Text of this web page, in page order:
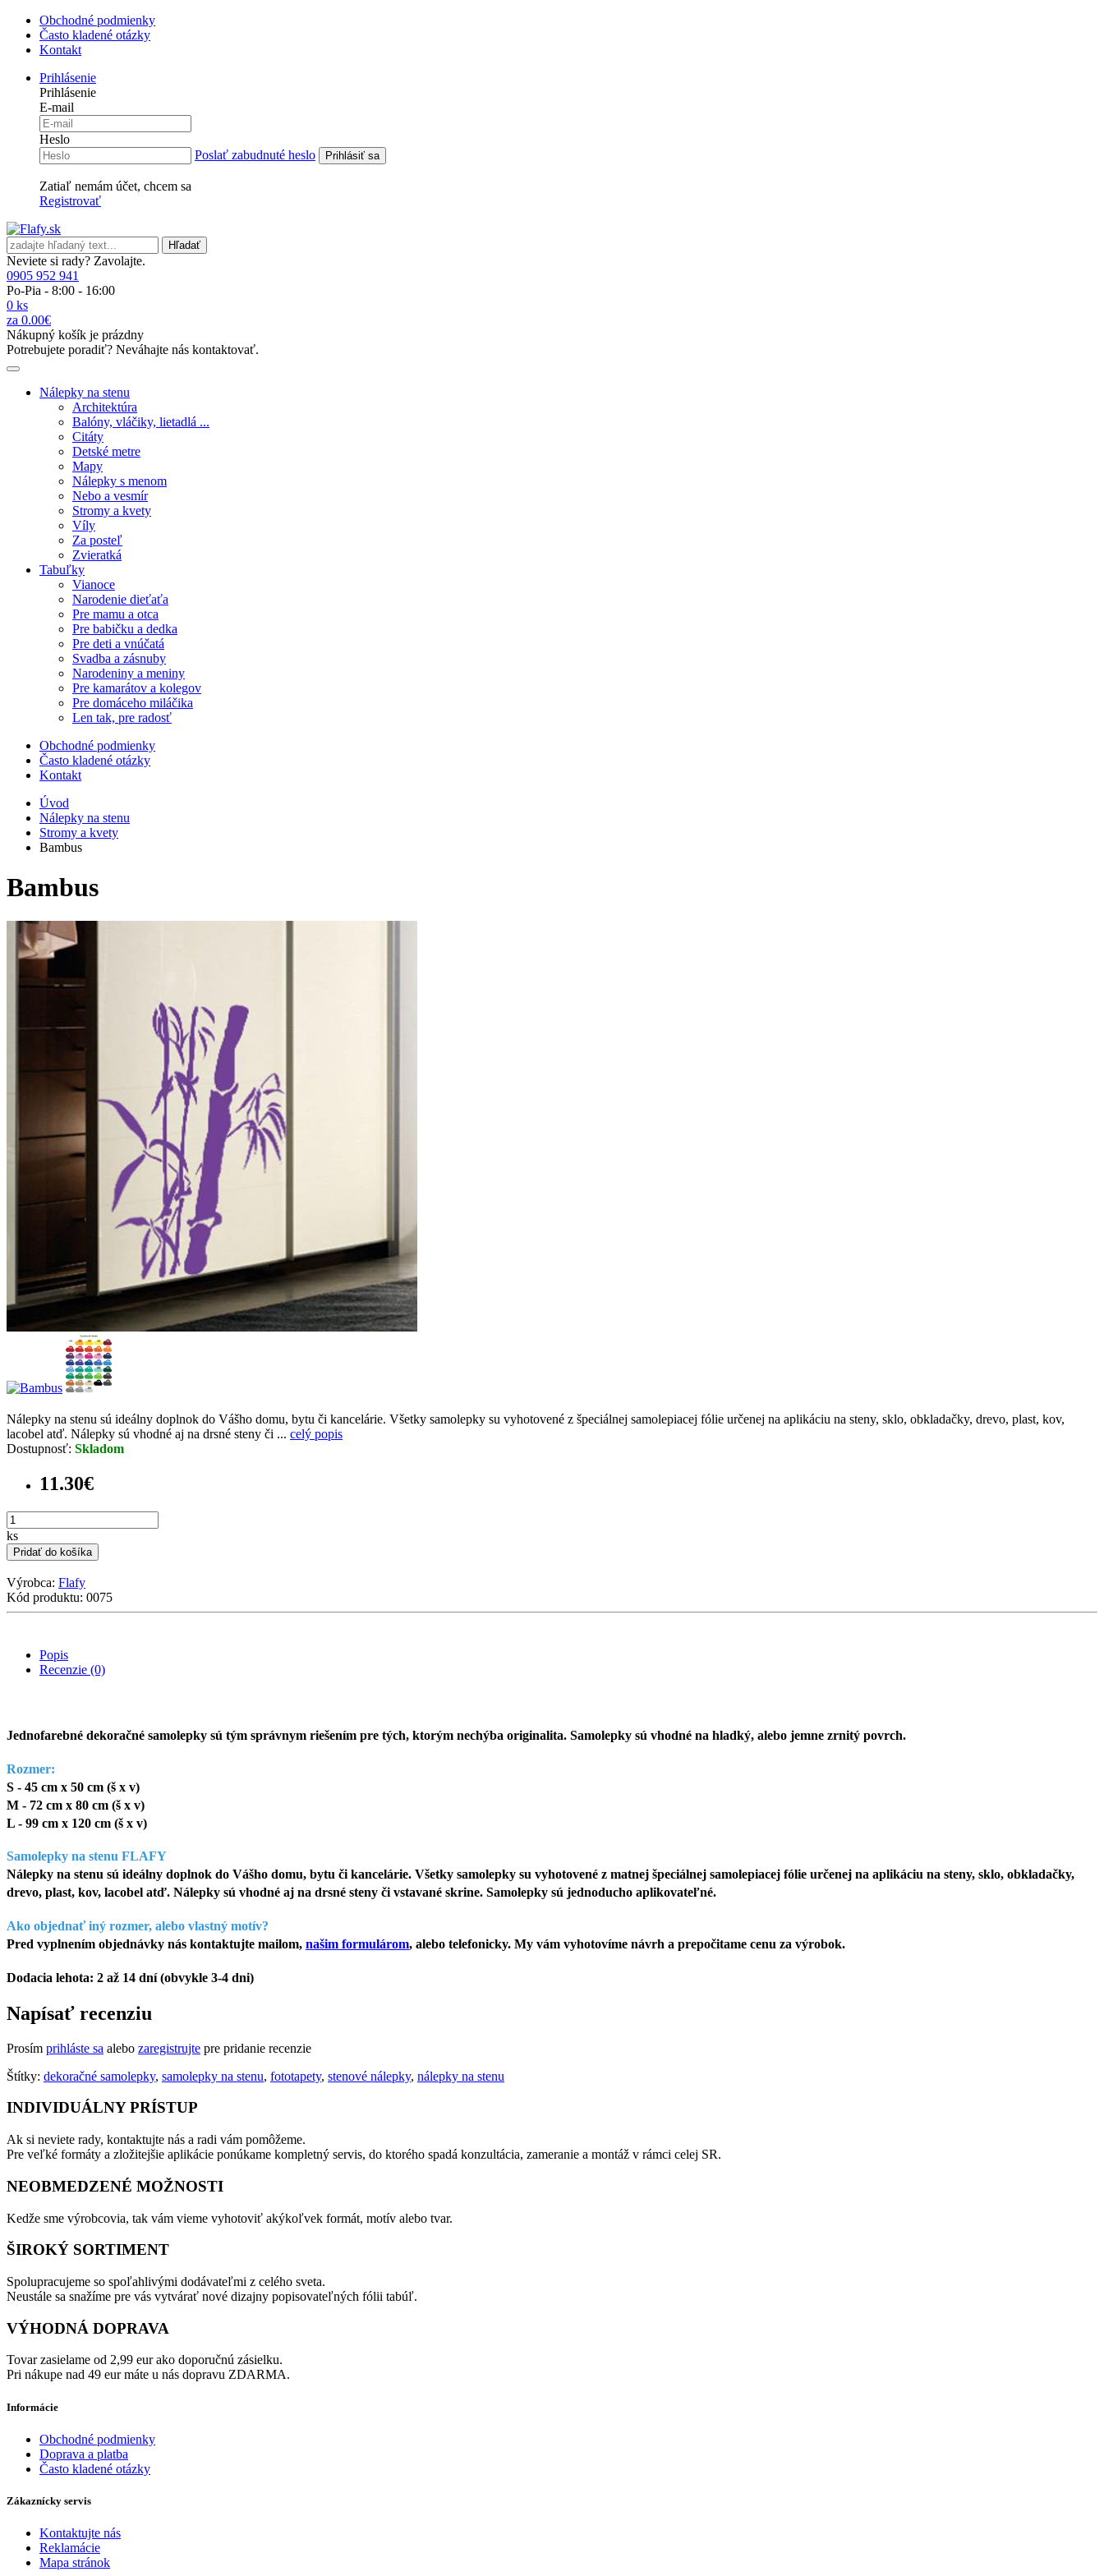
Obchodné podmienky
Často kladené otázky
Kontakt
Prihlásenie
Prihlásenie
E-mail
Heslo
Poslať zabudnuté heslo
Zatiaľ nemám účet, chcem sa
Registrovať
Hľadať
Neviete si rady? Zavolajte.
0905 952 941
Po-Pia - 8:00 - 16:00
0 ks
za 0.00€
Nákupný košík je prázdny
Potrebujete poradiť? Neváhajte nás kontaktovať.
Nálepky na stenu
Architektúra
Balóny, vláčiky, lietadlá ...
Citáty
Detské metre
Mapy
Nálepky s menom
Nebo a vesmír
Stromy a kvety
Víly
Za posteľ
Zvieratká
Tabuľky
Vianoce
Narodenie dieťaťa
Pre mamu a otca
Pre babičku a dedka
Pre deti a vnúčatá
Svadba a zásnuby
Narodeniny a meniny
Pre kamarátov a kolegov
Pre domáceho miláčika
Len tak, pre radosť
Obchodné podmienky
Často kladené otázky
Kontakt
Úvod
Nálepky na stenu
Stromy a kvety
Bambus
Bambus
Nálepky na stenu sú ideálny doplnok do Vášho domu, bytu či kancelárie. Všetky samolepky su vyhotovené z špeciálnej samolepiacej fólie určenej na aplikáciu na steny, sklo, obkladačky, drevo, plast, kov,
lacobel atď. Nálepky sú vhodné aj na drsné steny či ... celý popis
Dostupnosť: Skladom
11.30€
ks
Pridať do košíka
Výrobca: Flafy
Kód produktu: 0075
Popis
Recenzie (0)
Jednofarebné dekoračné samolepky sú tým správnym riešením pre tých, ktorým nechýba originalita. Samolepky sú vhodné na hladký, alebo jemne zrnitý povrch.
Rozmer:
S - 45 cm x 50 cm (š x v)
M - 72 cm x 80 cm (š x v)
L - 99 cm x 120 cm (š x v)
Samolepky na stenu FLAFY
Nálepky na stenu sú ideálny doplnok do Vášho domu, bytu či kancelárie. Všetky samolepky su vyhotovené z matnej špeciálnej samolepiacej fólie určenej na aplikáciu na steny, sklo, obkladačky,
drevo, plast, kov, lacobel atď. Nálepky sú vhodné aj na drsné steny či vstavané skrine. Samolepky sú jednoducho aplikovateľné.
Ako objednať iný rozmer, alebo vlastný motív?
Pred vyplnením objednávky nás kontaktujte mailom, našim formulárom, alebo telefonicky. My vám vyhotovíme návrh a prepočitame cenu za výrobok.
Dodacia lehota: 2 až 14 dní (obvykle 3-4 dni)
Napísať recenziu
Prosím prihláste sa alebo zaregistrujte pre pridanie recenzie
Štítky: dekoračné samolepky, samolepky na stenu, fototapety, stenové nálepky, nálepky na stenu
INDIVIDUÁLNY PRÍSTUP
Ak si neviete rady, kontaktujte nás a radi vám pomôžeme.
Pre veľké formáty a zložitejšie aplikácie ponúkame kompletný servis, do ktorého spadá konzultácia, zameranie a montáž v rámci celej SR.
NEOBMEDZENÉ MOŽNOSTI
Kedže sme výrobcovia, tak vám vieme vyhotoviť akýkoľvek formát, motív alebo tvar.
ŠIROKÝ SORTIMENT
Spolupracujeme so spoľahlivými dodávateľmi z celého sveta.
Neustále sa snažíme pre vás vytvárať nové dizajny popisovateľných fólii tabúľ.
VÝHODNÁ DOPRAVA
Tovar zasielame od 2,99 eur ako doporučnú zásielku.
Pri nákupe nad 49 eur máte u nás dopravu ZDARMA.
Informácie
Obchodné podmienky
Doprava a platba
Často kladené otázky
Zákaznícky servis
Kontaktujte nás
Reklamácie
Mapa stránok